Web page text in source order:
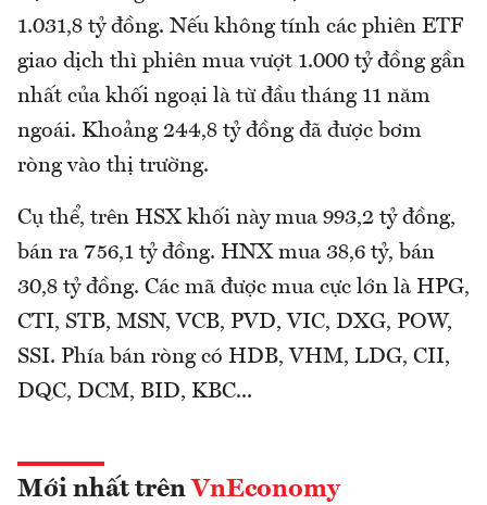
1.031,8 tỷ đồng. Nếu không tính các phiên ETF
giao dịch thì phiên mua vượt 1.000 tỷ đồng gần
nhất của khối ngoại là từ đầu tháng 11 năm
ngoái. Khoảng 244,8 tỷ đồng đã được bơm
ròng vào thị trường.
Cụ thể, trên HSX khối này mua 993,2 tỷ đồng,
bán ra 756,1 tỷ đồng. HNX mua 38,6 tỷ, bán
30,8 tỷ đồng. Các mã được mua cực lớn là HPG,
CTI, STB, MSN, VCB, PVD, VIC, DXG, POW,
SSI. Phía bán ròng có HDB, VHM, LDG, CII,
DQC, DCM, BID, KBC...
Mới nhất trên VnEconomy